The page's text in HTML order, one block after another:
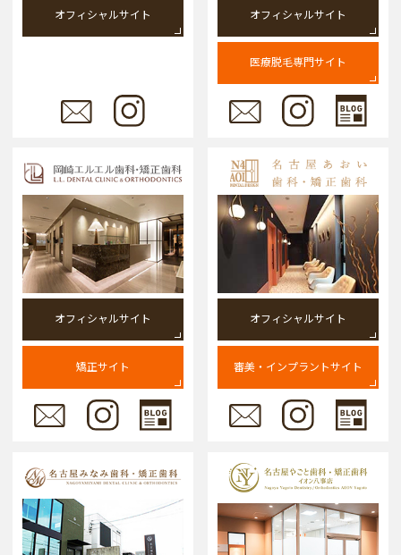
オフィシャルサイト オフィシャルサイト
医療脱毛専門サイト
オフィシャルサイト
矯正サイト
オフィシャルサイト
審美・インプラントサイト